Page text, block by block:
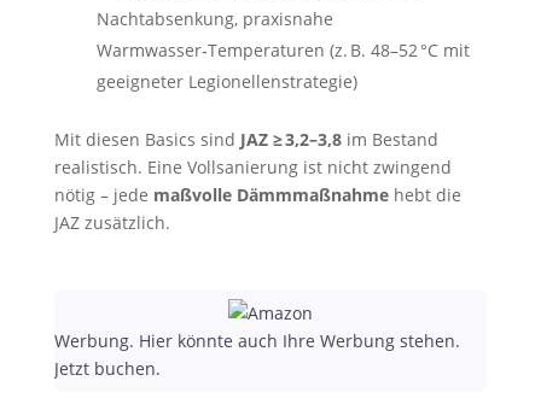
Nachtabsenkung, praxisnahe
Warmwasser‑Temperaturen (z. B. 48–52 °C mit
geeigneter Legionellenstrategie)
Mit diesen Basics sind JAZ ≥ 3,2–3,8im Bestand
realistisch. Eine Vollsanierung ist nicht zwingend
nötig – jede maßvolle Dämmmaßnahmehebt die
JAZ zusätzlich.
Werbung. Hier könnte auch Ihre Werbung stehen.
Jetzt buchen.